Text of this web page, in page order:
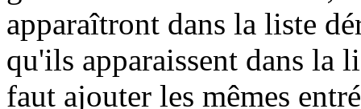
apparaîtront dans la liste
qu'ils apparaissent dans la
faut ajouter les mêmes